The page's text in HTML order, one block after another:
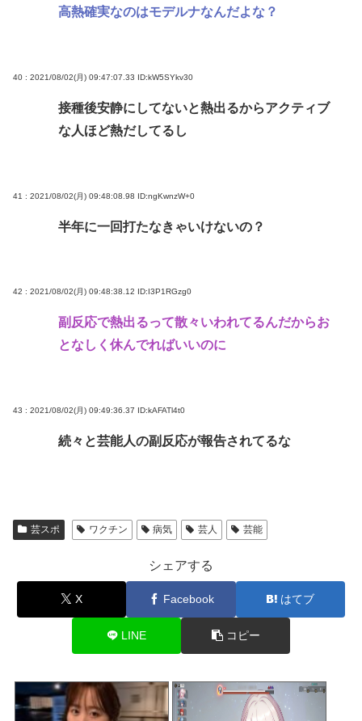
高熱確実なのはモデルナなんだよな？
40 : 2021/08/02(月) 09:47:07.33 ID:kW5SYkv30
接種後安静にしてないと熱出るからアクティブ
な人ほど熱だしてるし
41 : 2021/08/02(月) 09:48:08.98 ID:ngKwnzW+0
半年に一回打たなきゃいけないの？
42 : 2021/08/02(月) 09:48:38.12 ID:I3P1RGzg0
副反応で熱出るって散々いわれてるんだからお
となしく休んでればいいのに
43 : 2021/08/02(月) 09:49:36.37 ID:kAFATl4t0
続々と芸能人の副反応が報告されてるな
芸スポ ワクチン 病気 芸人 芸能
シェアする
X Facebook はてブ
LINE コピー